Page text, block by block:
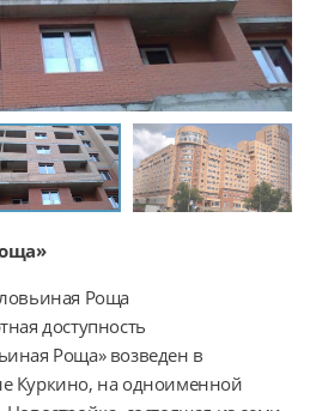
доступность
Роща» возведен в
Куркино, на одноименной